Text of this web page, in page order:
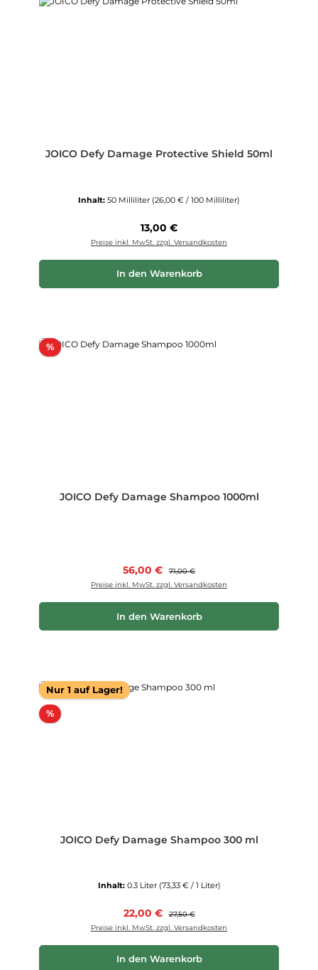
JOICO Defy Damage Protective Shield 50ml
Inhalt: 50 Milliliter (26,00 € / 100 Milliliter)
Regulärer Preis:
13,00 €
Preise inkl. MwSt. zzgl. Versandkosten
In den Warenkorb
%Rabatt
JOICO Defy Damage Shampoo 1000ml
Verkaufspreis:
56,00 € Regulärer Preis:
71,00 €
Preise inkl. MwSt. zzgl. Versandkosten
In den Warenkorb
Nur 1 auf Lager!
%Rabatt
JOICO Defy Damage Shampoo 300 ml
Inhalt: 0.3 Liter (73,33 € / 1 Liter)
Verkaufspreis:
22,00 € Regulärer Preis:
27,50 €
Preise inkl. MwSt. zzgl. Versandkosten
In den Warenkorb